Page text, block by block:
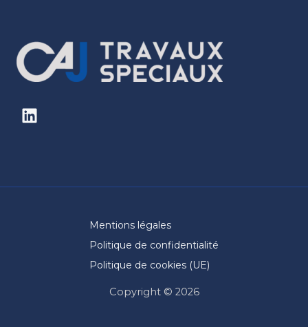
Mentions légales
Politique de confidentialité
Politique de cookies (UE)
Copyright © 2026